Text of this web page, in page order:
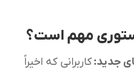
مهم است؟
جدید:کاربرانی که اخیراً